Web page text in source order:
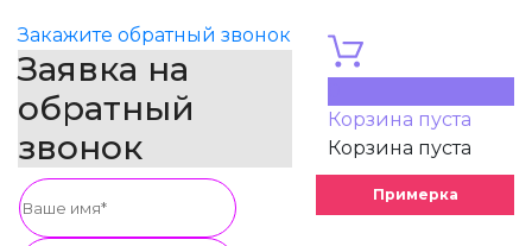
Закажите обратный звонок
Заявка на
обратный
звонок
Корзина пуста
Корзина пуста
Примерка